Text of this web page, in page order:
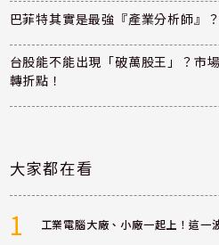
巴菲特其實是最強『產業分析師』
台股能不能出現「破萬股王」？市
轉折點！
大家都在看
1 工業電腦大廠、小廠一起上！這一